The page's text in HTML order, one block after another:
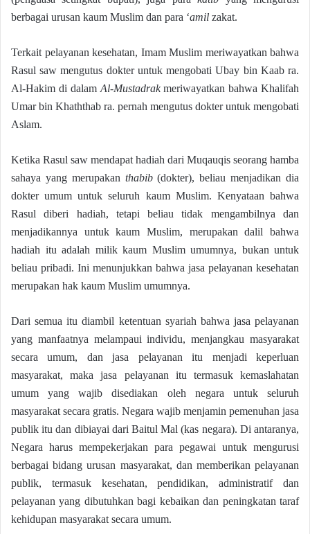
berbagai urusan kaum Muslim dan para ‘amil zakat.
Terkait pelayanan kesehatan, Imam Muslim meriwayatkan bahwa
Rasul saw mengutus dokter untuk mengobati Ubay bin Kaab ra.
Al-Hakim di dalam Al-Mustadrakmeriwayatkan bahwa Khalifah
Umar bin Khaththab ra. pernah mengutus dokter untuk mengobati
Aslam.
Ketika Rasul saw mendapat hadiah dari Muqauqis seorang hamba
sahaya yang merupakan thabib(dokter), beliau menjadikan dia
dokter umum untuk seluruh kaum Muslim. Kenyataan bahwa
Rasul diberi hadiah, tetapi beliau tidak mengambilnya dan
menjadikannya untuk kaum Muslim, merupakan dalil bahwa
hadiah itu adalah milik kaum Muslim umumnya, bukan untuk
beliau pribadi. Ini menunjukkan bahwa jasa pelayanan kesehatan
merupakan hak kaum Muslim umumnya.
Dari semua itu diambil ketentuan syariah bahwa jasa pelayanan
yang manfaatnya melampaui individu, menjangkau masyarakat
secara umum, dan jasa pelayanan itu menjadi keperluan
masyarakat, maka jasa pelayanan itu termasuk kemaslahatan
umum yang wajib disediakan oleh negara untuk seluruh
masyarakat secara gratis. Negara wajib menjamin pemenuhan jasa
publik itu dan dibiayai dari Baitul Mal (kas negara). Di antaranya,
Negara harus mempekerjakan para pegawai untuk mengurusi
berbagai bidang urusan masyarakat, dan memberikan pelayanan
publik, termasuk kesehatan, pendidikan, administratif dan
pelayanan yang dibutuhkan bagi kebaikan dan peningkatan taraf
kehidupan masyarakat secara umum.